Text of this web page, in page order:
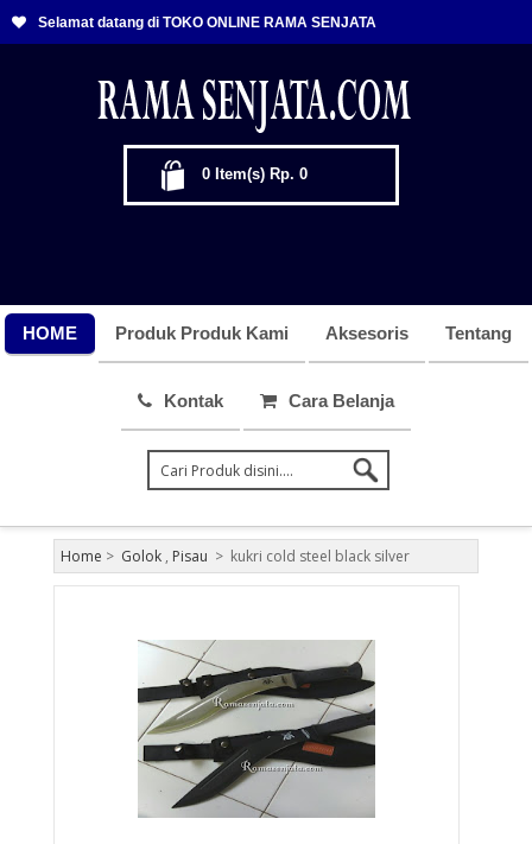
Selamat datang di TOKO ONLINE RAMA SENJATA
0 Item(s) Rp. 0
HOME Produk Produk Kami Aksesoris Tentang
Kontak Cara Belanja
Home > Golok, Pisau > kukri cold steel black silver